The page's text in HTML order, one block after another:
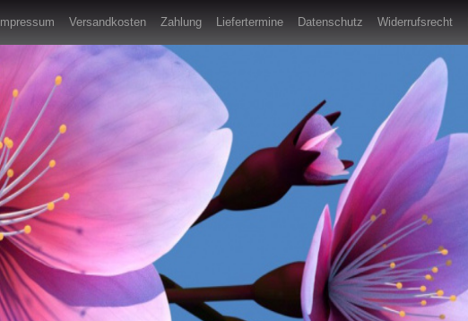
Impressum Versandkosten Zahlung Liefertermine Datenschutz Widerrufsrecht